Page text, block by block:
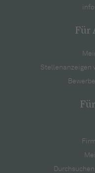
Für
Stellenanzeigen